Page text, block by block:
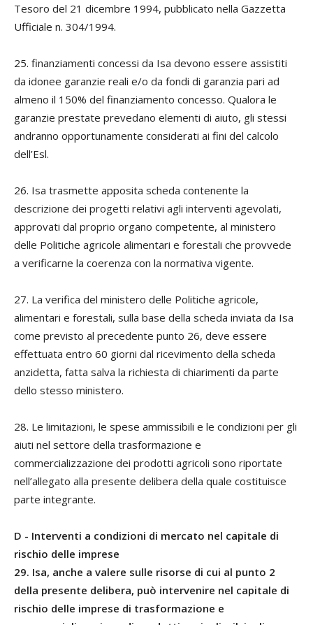
Tesoro del 21 dicembre 1994, pubblicato nella Gazzetta
Ufficiale n. 304/1994.
25. finanziamenti concessi da Isa devono essere assistiti
da idonee garanzie reali e/o da fondi di garanzia pari ad
almeno il 150% del finanziamento concesso. Qualora le
garanzie prestate prevedano elementi di aiuto, gli stessi
andranno opportunamente considerati ai fini del calcolo
dell’Esl.
26. Isa trasmette apposita scheda contenente la
descrizione dei progetti relativi agli interventi agevolati,
approvati dal proprio organo competente, al ministero
delle Politiche agricole alimentari e forestali che provvede
a verificarne la coerenza con la normativa vigente.
27. La verifica del ministero delle Politiche agricole,
alimentari e forestali, sulla base della scheda inviata da Isa
come previsto al precedente punto 26, deve essere
effettuata entro 60 giorni dal ricevimento della scheda
anzidetta, fatta salva la richiesta di chiarimenti da parte
dello stesso ministero.
28. Le limitazioni, le spese ammissibili e le condizioni per gli
aiuti nel settore della trasformazione e
commercializzazione dei prodotti agricoli sono riportate
nell’allegato alla presente delibera della quale costituisce
parte integrante.
D - Interventi a condizioni di mercato nel capitale di
rischio delle imprese
29. Isa, anche a valere sulle risorse di cui al punto 2
della presente delibera, può intervenire nel capitale di
rischio delle imprese di trasformazione e